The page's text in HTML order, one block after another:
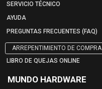
SERVICIO TÉCNICO
AYUDA
PREGUNTAS FRECUENTES (FAQ)
ARREPENTIMIENTO DE COMPRA
LIBRO DE QUEJAS ONLINE
MUNDO HARDWARE